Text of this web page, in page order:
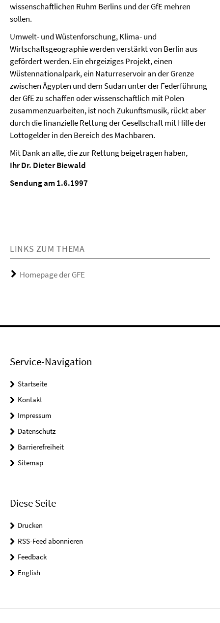
wissenschaftlichen Ruhm Berlins und der GfE mehren
sollen.
Umwelt- und Wüstenforschung, Klima- und
Wirtschaftsgeographie werden verstärkt von Berlin aus
gefördert werden. Ein ehrgeiziges Projekt, einen
Wüstennationalpark, ein Naturreservoir an der Grenze
zwischen Ägypten und dem Sudan unter der Federführung
der GfE zu schaffen oder wissenschaftlich mit Polen
zusammenzuarbeiten, ist noch Zukunftsmusik, rückt aber
durch die finanzielle Rettung der Gesellschaft mit Hilfe der
Lottogelder in den Bereich des Machbaren.
Mit Dank an alle, die zur Rettung beigetragen haben,
Ihr Dr. Dieter Biewald
Sendung am 1.6.1997
LINKS ZUM THEMA
Homepage der GFE
Service-Navigation
Startseite
Kontakt
Impressum
Datenschutz
Barrierefreiheit
Sitemap
Diese Seite
Drucken
RSS-Feed abonnieren
Feedback
English